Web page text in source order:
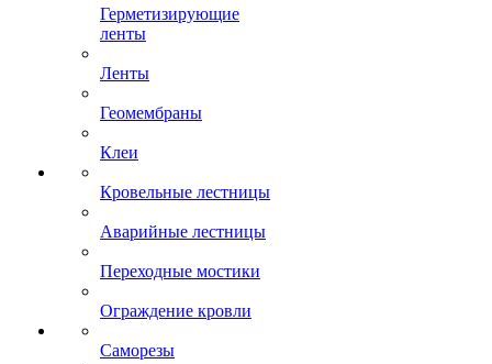
Герметизирующие
ленты
Ленты
Геомембраны
Клеи
Кровельные лестницы
Аварийные лестницы
Переходные мостики
Ограждение кровли
Саморезы